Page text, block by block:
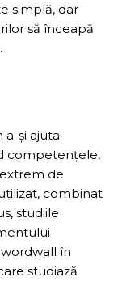
simplă, dar
să înceapă
a-și ajuta
competențele,
de
combinat
studiile
în
studiază